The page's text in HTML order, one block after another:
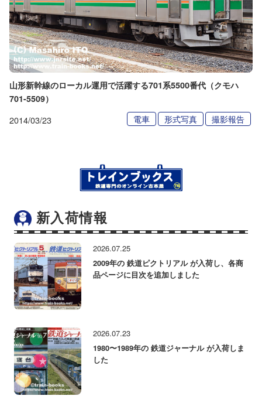
山形新幹線のローカル運用で活躍する701系5500番代（クモハ
701-5509）
2014/03/23 電車 形式写真 撮影報告
新入荷情報
2026.07.25
2009年の 鉄道ピクトリアル が入荷し、各商
品ページに目次を追加しました
2026.07.23
1980〜1989年の 鉄道ジャーナル が入荷しま
した